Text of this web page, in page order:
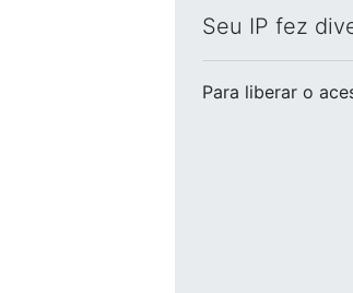
Seu IP fez
Para liberar o